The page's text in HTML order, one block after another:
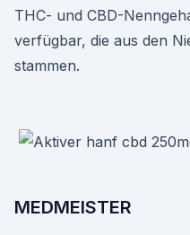
THC- und CBD-
verfügbar, die aus den
stammen.
MEDMEISTER